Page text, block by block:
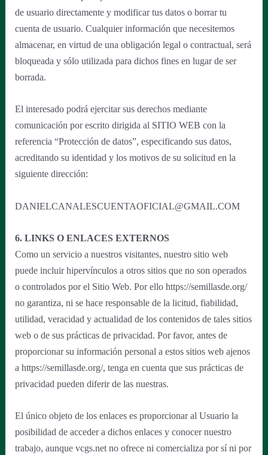
de usuario directamente y modificar tus datos o borrar tu
cuenta de usuario. Cualquier información que necesitemos
almacenar, en virtud de una obligación legal o contractual, será
bloqueada y sólo utilizada para dichos fines en lugar de ser
borrada.
El interesado podrá ejercitar sus derechos mediante
comunicación por escrito dirigida al SITIO WEB con la
referencia “Protección de datos”, especificando sus datos,
acreditando su identidad y los motivos de su solicitud en la
siguiente dirección:
DANIELCANALESCUENTAOFICIAL@GMAIL.COM
6. LINKS O ENLACES EXTERNOS
Como un servicio a nuestros visitantes, nuestro sitio web
puede incluir hipervínculos a otros sitios que no son operados
o controlados por el Sitio Web. Por ello https://semillasde.org/
no garantiza, ni se hace responsable de la licitud, fiabilidad,
utilidad, veracidad y actualidad de los contenidos de tales sitios
web o de sus prácticas de privacidad. Por favor, antes de
proporcionar su información personal a estos sitios web ajenos
a https://semillasde.org/, tenga en cuenta que sus prácticas de
privacidad pueden diferir de las nuestras.
El único objeto de los enlaces es proporcionar al Usuario la
posibilidad de acceder a dichos enlaces y conocer nuestro
trabajo, aunque vcgs.net no ofrece ni comercializa por sí ni por